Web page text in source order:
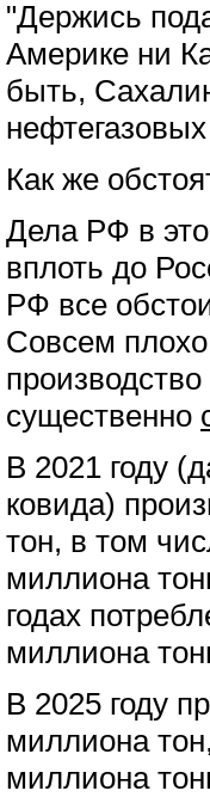
"Держись
Америке ни
быть,
Как же
Дела РФ в
вплоть до
РФ все
Совсем
существенно
В 2021 году
ковида)
тон, в том
миллиона
годах
миллиона
В 2025 году
миллиона
миллиона